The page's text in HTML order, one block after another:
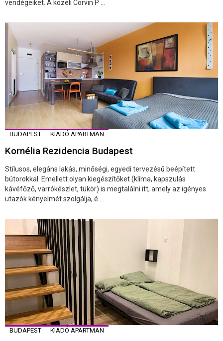
vendégeiket. A közeli Corvin P ...
BUDAPEST KIADÓ APARTMAN
Kornélia Rezidencia Budapest
Stílusos, elegáns lakás, minőségi, egyedi tervezésű beépített
bútorokkal. Emellett olyan kiegészítőket (klíma, kapszulás
kávéfőző, varrókészlet, tükör) is megtalálni itt, amely az igényes
utazók kényelmét szolgálja, é ...
BUDAPEST KIADÓ APARTMAN